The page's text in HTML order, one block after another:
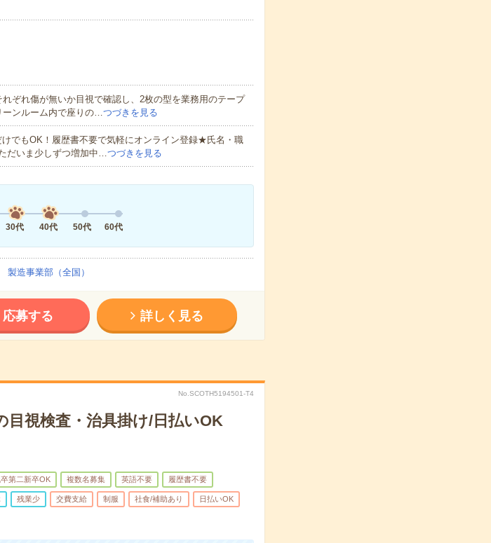
ぞれ傷が無いか目視で確認し、2枚の型を業務用のテープ
ーンルーム内で座りの…つづきを見る
でもOK！履歴書不要で気軽にオンライン登録★氏名・職
だいま少しずつ増加中…つづきを見る
30代 40代 50代 60代
造事業部（全国）
応募する 詳しく見る
No.SCOTH5194501-T4
目視検査・治具掛け/日払いOK
卒第二新卒OK 複数名募集 英語不要 履歴書不要
残業少 交費支給 制服 社食/補助あり 日払いOK